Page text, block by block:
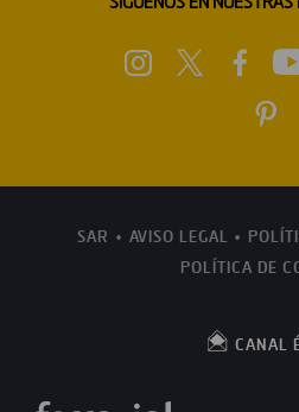
SAR AVISO LEGAL
POLÍTICA DE
CANAL